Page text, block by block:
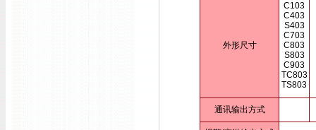
外形尺寸
C103
C403
S403
C703
C803
S803
C903
TC803
TS803
通讯输出方式